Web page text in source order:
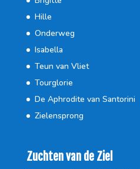
Hille
Onderweg
Isabella
Teun van Vliet
Tourglorie
De Aphrodite van Santorini
Zielensprong
Zuchten van de Ziel